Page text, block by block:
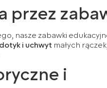
przez
nasze zabawki
i uchwyt małych
i